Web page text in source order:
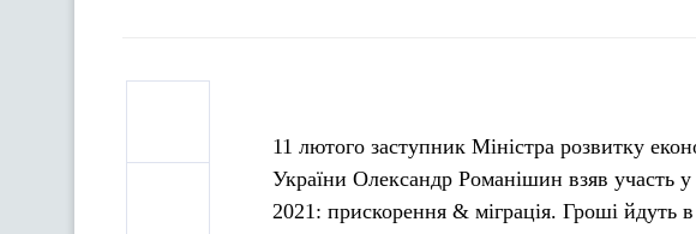
11 лютого заступник Міністра розвитку
України Олександр Романішин взяв участь
2021: прискорення & міграція. Гроші йдуть